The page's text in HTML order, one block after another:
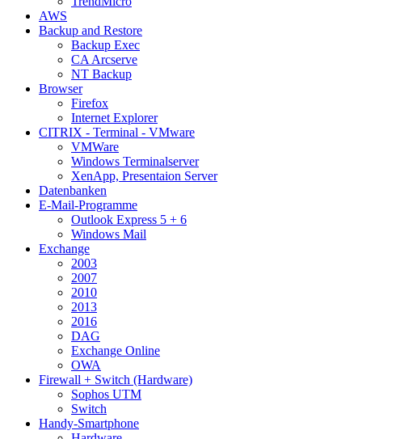
AWS
Backup and Restore
Backup Exec
CA Arcserve
NT Backup
Browser
Firefox
Internet Explorer
CITRIX - Terminal - VMware
VMWare
Windows Terminalserver
XenApp, Presentaion Server
Datenbanken
E-Mail-Programme
Outlook Express 5 + 6
Windows Mail
Exchange
2003
2007
2010
2013
2016
DAG
Exchange Online
OWA
Firewall + Switch (Hardware)
Sophos UTM
Switch
Handy-Smartphone